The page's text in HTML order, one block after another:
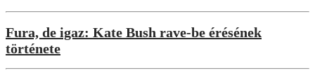
Fura, de igaz: Kate Bush rave-be érésének
története